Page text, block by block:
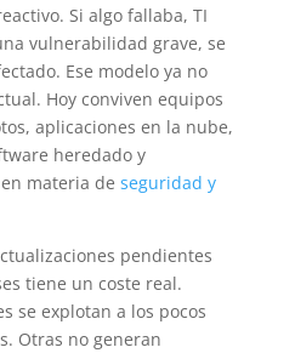
Si algo fallaba, TI
vulnerabilidad grave, se
Ese modelo ya no
Hoy conviven equipos
aplicaciones en la nube,
heredado y
materia de seguridad y
pendientes
tiene un coste real.
se explotan a los pocos
Otras no generan